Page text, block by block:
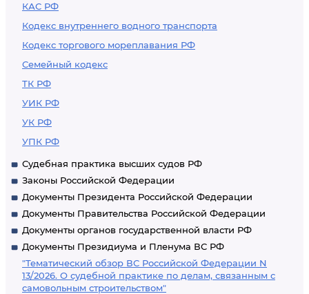
КАС РФ
Кодекс внутреннего водного транспорта
Кодекс торгового мореплавания РФ
Семейный кодекс
ТК РФ
УИК РФ
УК РФ
УПК РФ
Судебная практика высших судов РФ
Законы Российской Федерации
Документы Президента Российской Федерации
Документы Правительства Российской Федерации
Документы органов государственной власти РФ
Документы Президиума и Пленума ВС РФ
"Тематический обзор ВС Российской Федерации N
13/2026. О судебной практике по делам, связанным с
самовольным строительством"